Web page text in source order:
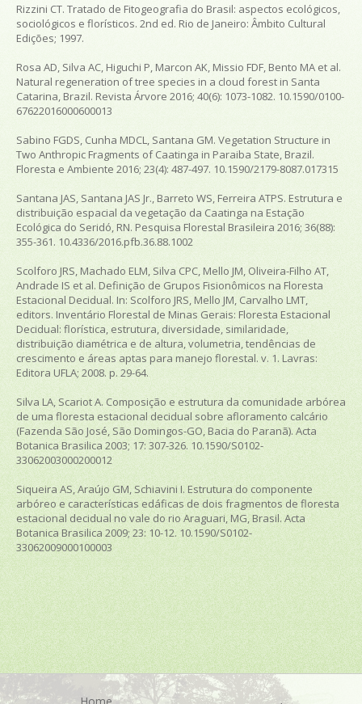
Rizzini CT. Tratado de Fitogeografia do Brasil: aspectos ecológicos,
sociológicos e florísticos. 2nd ed. Rio de Janeiro: Âmbito Cultural
Edições; 1997.
Rosa AD, Silva AC, Higuchi P, Marcon AK, Missio FDF, Bento MA et al.
Natural regeneration of tree species in a cloud forest in Santa
Catarina, Brazil. Revista Árvore 2016; 40(6): 1073-1082. 10.1590/0100-
67622016000600013
Sabino FGDS, Cunha MDCL, Santana GM. Vegetation Structure in
Two Anthropic Fragments of Caatinga in Paraiba State, Brazil.
Floresta e Ambiente 2016; 23(4): 487-497. 10.1590/2179-8087.017315
Santana JAS, Santana JAS Jr., Barreto WS, Ferreira ATPS. Estrutura e
distribuição espacial da vegetação da Caatinga na Estação
Ecológica do Seridó, RN. Pesquisa Florestal Brasileira 2016; 36(88):
355-361. 10.4336/2016.pfb.36.88.1002
Scolforo JRS, Machado ELM, Silva CPC, Mello JM, Oliveira-Filho AT,
Andrade IS et al. Definição de Grupos Fisionômicos na Floresta
Estacional Decidual. In: Scolforo JRS, Mello JM, Carvalho LMT,
editors. Inventário Florestal de Minas Gerais: Floresta Estacional
Decidual: florística, estrutura, diversidade, similaridade,
distribuição diamétrica e de altura, volumetria, tendências de
crescimento e áreas aptas para manejo florestal. v. 1. Lavras:
Editora UFLA; 2008. p. 29-64.
Silva LA, Scariot A. Composição e estrutura da comunidade arbórea
de uma floresta estacional decidual sobre afloramento calcário
(Fazenda São José, São Domingos-GO, Bacia do Paranã). Acta
Botanica Brasilica 2003; 17: 307-326. 10.1590/S0102-
33062003000200012
Siqueira AS, Araújo GM, Schiavini I. Estrutura do componente
arbóreo e características edáficas de dois fragmentos de floresta
estacional decidual no vale do rio Araguari, MG, Brasil. Acta
Botanica Brasilica 2009; 23: 10-12. 10.1590/S0102-
33062009000100003